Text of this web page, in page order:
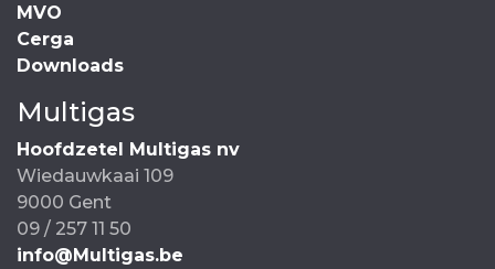
MVO
Cerga
Downloads
Multigas
Hoofdzetel Multigas nv
Wiedauwkaai 109
9000 Gent
09 / 257 11 50
info@Multigas.be